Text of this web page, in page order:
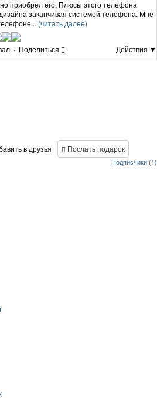
приобрел его. Плюсы этого телефона
заканчивая системой телефона. Мне
...(читать далее)
· Поделиться Действия ▼
в друзья Послать подарок
Подписчики (1)